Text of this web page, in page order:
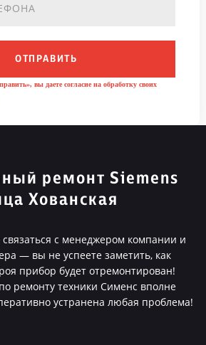
ОТПРАВИТЬ
вы даете согласие на обработку своих
ремонт Siemens
Хованская
связаться с менеджером компании и
— вы не успеете заметить, как
прибор будет отремонтирован!
ремонту техники Сименс вполне
устранена любая проблема!